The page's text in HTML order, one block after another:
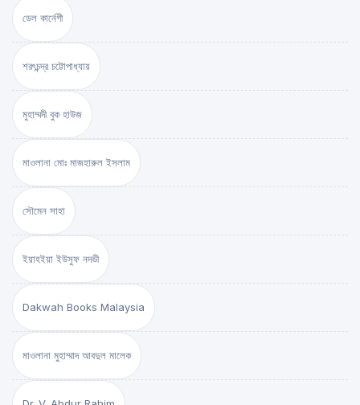
ডেল কার্নেগী
শরৎচন্দ্র চট্টোপাধ্যায়
মুহাম্মদী বুক হাউজ
মাওলানা মোঃ মাজহারুল ইসলাম
সৌমেন সাহা
ইয়াহইয়া ইউসুফ নদভী
Dakwah Books Malaysia
মাওলানা মুহাম্মাদ আবদুল মালেক